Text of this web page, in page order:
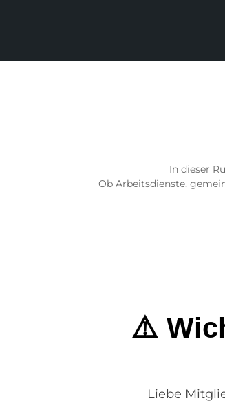
In dieser
Ob Arbeitsdienste,
⚠️
Liebe